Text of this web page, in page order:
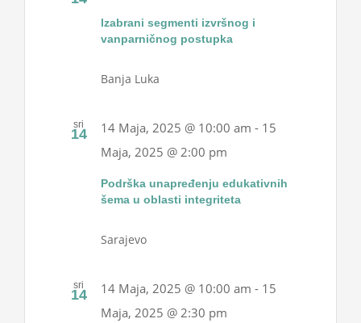
lzabrani segmenti izvršnog i
vanparničnog postupka
Banja Luka
sri
14
Podrška unapređenju edukativnih
šema u oblasti integriteta
14 Maja, 2025 @ 10:00 am - 15
Maja, 2025 @ 2:00 pm
Sarajevo
sri
14 14 Maja, 2025 @ 10:00 am - 15
Maja, 2025 @ 2:30 pm